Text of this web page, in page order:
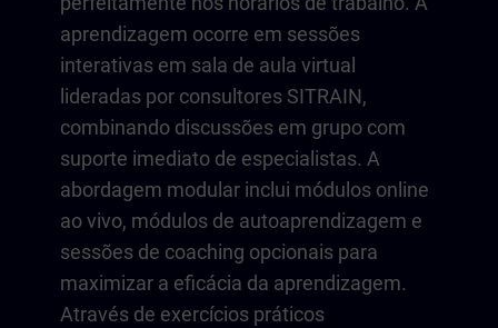
aprendizagem ocorre em sessões
interativas em sala de aula virtual
lideradas por consultores SITRAIN,
combinando discussões em grupo com
suporte imediato de especialistas. A
abordagem modular inclui módulos online
ao vivo, módulos de autoaprendizagem e
sessões de coaching opcionais para
maximizar a eficácia da aprendizagem.
Através de exercícios práticos